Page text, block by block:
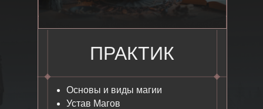
ОМОРОЧКИ,
ПЕРЕКРЕСТКОВ
ПРАКТИК
Основы и виды магии
Устав Магов